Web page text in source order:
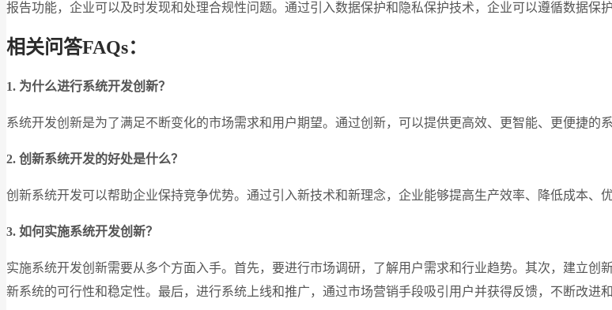
报告功能，企业可以及时发现和处理合规性问题。通过引入数据保护和隐私保护技术，企业可以遵循数据保
相关问答FAQs：
1. 为什么进行系统开发创新？
系统开发创新是为了满足不断变化的市场需求和用户期望。通过创新，可以提供更高效、更智能、更便捷的
2. 创新系统开发的好处是什么？
创新系统开发可以帮助企业保持竞争优势。通过引入新技术和新理念，企业能够提高生产效率、降低成本、
3. 如何实施系统开发创新？
实施系统开发创新需要从多个方面入手。首先，要进行市场调研，了解用户需求和行业趋势。其次，建立
新系统的可行性和稳定性。最后，进行系统上线和推广，通过市场营销手段吸引用户并获得反馈，不断改进和